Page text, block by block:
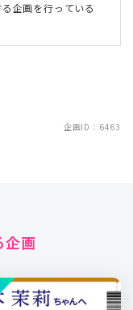
企画を行っている
企画ID：6463
企画